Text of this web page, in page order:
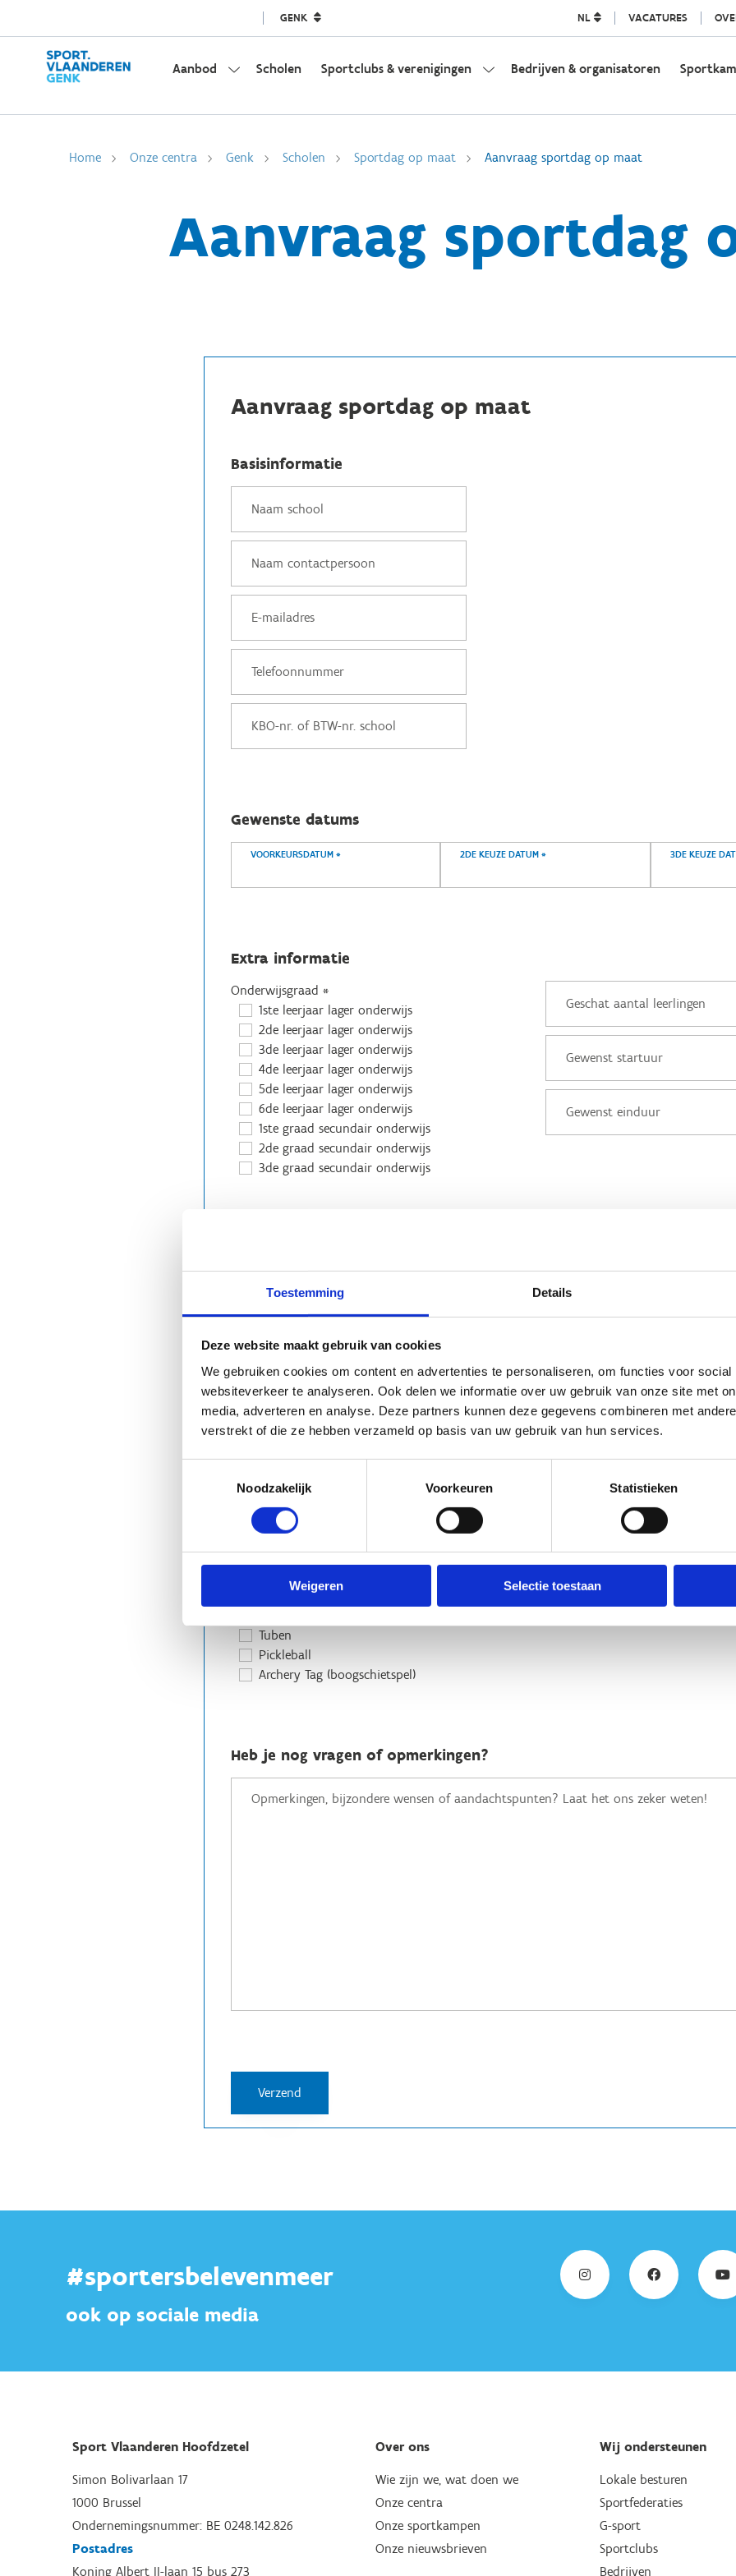
Toestemming Details
Deze website maakt gebruik van cookies
We gebruiken cookies om content en advertenties te personaliseren, om functies voor
websiteverkeer te analyseren. Ook delen we informatie over uw gebruik van onze site met
media, adverteren en analyse. Deze partners kunnen deze gegevens combineren met
verstrekt of die ze hebben verzameld op basis van uw gebruik van hun services.
Noodzakelijk
Voorkeuren Statistieken
Weigeren Selectie toestaan
GENK NL VACATURES
Aanbod Scholen Sportclubs & verenigingen Bedrijven & organisatoren
Home Onze centra Genk Scholen Sportdag op maat Aanvraag sportdag op maat
Aanvraag sportdag
Aanvraag sportdag op maat
Basisinformatie
Gewenste datums
VOORKEURSDATUM * 2DE KEUZE DATUM* 3DE KEUZE
Extra informatie
Onderwijsgraad *
1ste leerjaar lager onderwijs
2de leerjaar lager onderwijs
3de leerjaar lager onderwijs
4de leerjaar lager onderwijs
5de leerjaar lager onderwijs
6de leerjaar lager onderwijs
1ste graad secundair onderwijs
2de graad secundair onderwijs
3de graad secundair onderwijs
Badminton
Balsportmix
Baseball
Circustechnieken
Hockey
Judo & duw-/trekspelen
Mountainbiken op het bikepark
Muurklimmen
Samenwerkingsspelen
Ultimate frisbee
(Zaal)voetbal
Volleybal / Netbal
Steppen op pumptrack
Tuben
Pickleball
Archery Tag (boogschietspel)
Heb je nog vragen of opmerkingen?
#sportersbelevenmeer
ook op sociale media
Sport Vlaanderen Hoofdzetel
Simon Bolivarlaan 17
1000 Brussel
Ondernemingsnummer: BE 0248.142.826
Postadres
Koning Albert II-laan 15 bus 273
Over ons
Wie zijn we, wat doen we
Onze centra
Onze sportkampen
Onze nieuwsbrieven
Wij ondersteunen
Lokale besturen
Sportfederaties
G-sport
Sportclubs
Bedrijven